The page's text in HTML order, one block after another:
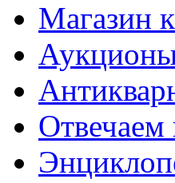
Магазин
Отвечаем